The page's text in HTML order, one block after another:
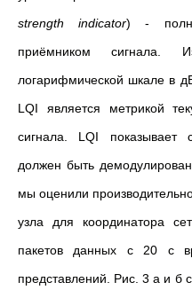
strength
indicator) -
приёмником сигнала.
логарифмической шкале в
LQI является метрикой
сигнала. LQI показывает
должен быть
мы оценили
узла для координатора
пакетов данных с 20 с
представлений. Рис. 3 а и б